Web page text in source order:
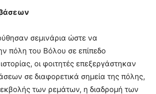
σεμινάρια ώστε να
πόλη του Βόλου σε επίπεδο
οι φοιτητές επεξεργάστηκαν
σε διαφορετικά σημεία της πόλης,
των ρεμάτων, η διαδρομή των